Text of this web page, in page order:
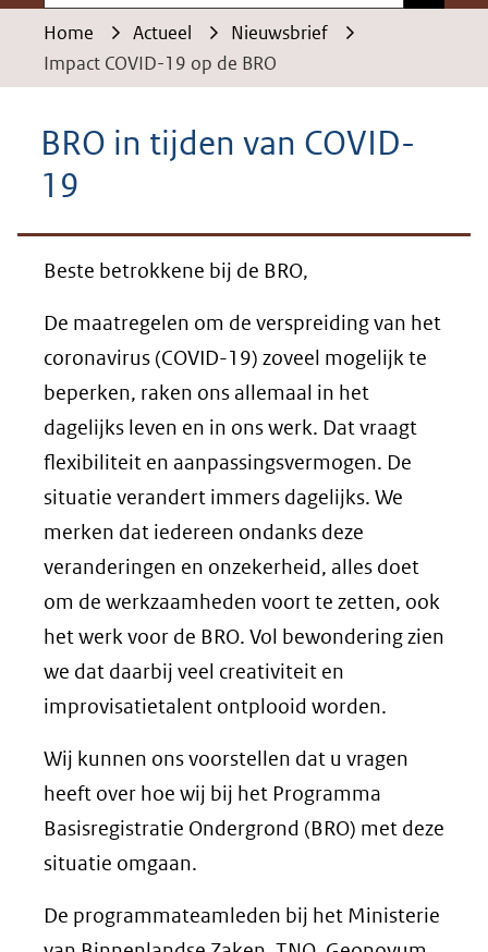
Home Actueel
Nieuwsbrief
Impact COVID-19 op de BRO
BRO in tijden van COVID-
19
Beste betrokkene bij de BRO,
De maatregelen om de verspreiding van het
coronavirus (COVID-19) zoveel mogelijk te
beperken, raken ons allemaal in het
dagelijks leven en in ons werk. Dat vraagt
flexibiliteit en aanpassingsvermogen. De
situatie verandert immers dagelijks. We
merken dat iedereen ondanks deze
veranderingen en onzekerheid, alles doet
om de werkzaamheden voort te zetten, ook
het werk voor de BRO. Vol bewondering zien
we dat daarbij veel creativiteit en
improvisatietalent ontplooid worden.
Wij kunnen ons voorstellen dat u vragen
heeft over hoe wij bij het Programma
Basisregistratie Ondergrond (BRO) met deze
situatie omgaan.
De programmateamleden bij het Ministerie